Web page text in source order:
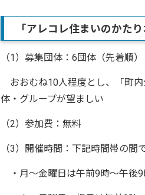
「アレコレ住まいのかた
（1）募集団体：6団体（先着順）
おおむね10人程度とし、「町内
体・グループが望ましい
（2）参加費：無料
（3）開催時間：下記時間帯の間
・月～金曜日は午前9時～午後9